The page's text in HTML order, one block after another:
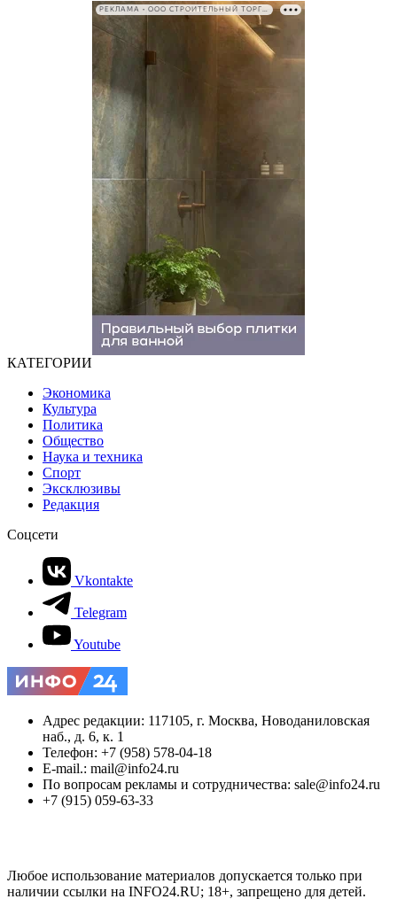
РЕКЛАМА • ООО СТРОИТЕЛЬНЫЙ ТОРГОВЫЙ ДОМ «ПЕТРОВИЧ». ИНН: 7802348846
КАТЕГОРИИ
Экономика
Культура
Политика
Общество
Наука и техника
Спорт
Эксклюзивы
Редакция
Соцсети
Vkontakte
Telegram
Youtube
Адрес редакции: 117105, г. Москва, Новоданиловская
наб., д. 6, к. 1
Телефон: +7 (958) 578-04-18
E-mail.: mail@info24.ru
По вопросам рекламы и сотрудничества: sale@info24.ru
+7 (915) 059-63-33
Любое использование материалов допускается только при
наличии ссылки на INFO24.RU; 18+, запрещено для детей.